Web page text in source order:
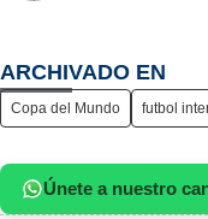
ARCHIVADO EN
Copa del Mundo futbol
Únete a nuestro